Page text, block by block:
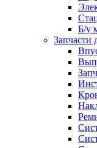
Б/у
Запчасти